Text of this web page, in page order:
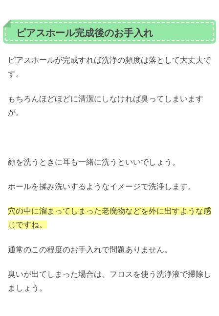
ピアスホール完成後のお手入れ
ピアスホールが完成すれば洗浄の頻度は落として大丈夫で
す。
もちろんほどほどに清潔にしなければ臭ってしまいます
が。
顔を洗うときに耳も一緒に洗うといいでしょう。
ホールを揉み洗いするようなイメージで洗浄します。
穴の中に溜まってしまった老廃物などを外に出すような感
じですね。
通常のこの程度のお手入れで問題ありません。
臭いが出てしまった場合は、フロスを使う洗浄液で掃除し
ましょう。